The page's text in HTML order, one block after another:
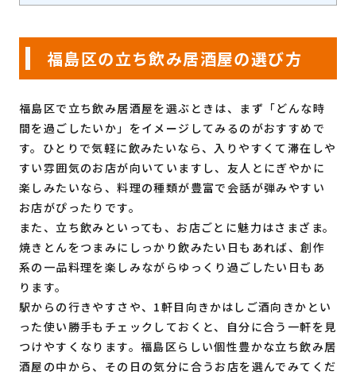
福島区の立ち飲み居酒屋の選び方
福島区で立ち飲み居酒屋を選ぶときは、まず「どんな時
間を過ごしたいか」をイメージしてみるのがおすすめで
す。ひとりで気軽に飲みたいなら、入りやすくて滞在しや
すい雰囲気のお店が向いていますし、友人とにぎやかに
楽しみたいなら、料理の種類が豊富で会話が弾みやすい
お店がぴったりです。
また、立ち飲みといっても、お店ごとに魅力はさまざま。
焼きとんをつまみにしっかり飲みたい日もあれば、創作
系の一品料理を楽しみながらゆっくり過ごしたい日もあ
ります。
駅からの行きやすさや、1軒目向きかはしご酒向きかとい
った使い勝手もチェックしておくと、自分に合う一軒を見
つけやすくなります。福島区らしい個性豊かな立ち飲み居
酒屋の中から、その日の気分に合うお店を選んでみてくだ